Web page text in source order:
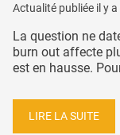
Actualité publiée il y a
La question ne
burn out affecte
est en hausse.
LIRE LA SUITE